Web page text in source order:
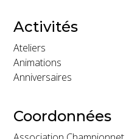
Activités
Ateliers
Animations
Anniversaires
Coordonnées